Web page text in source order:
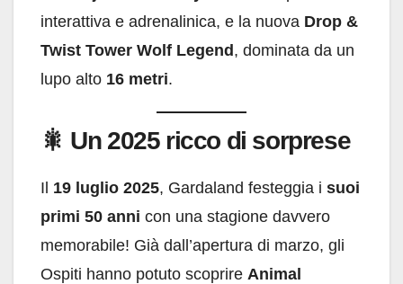
interattiva e adrenalinica, e la nuova Drop &
Twist Tower Wolf Legend, dominata da un
lupo alto 16 metri.
🎇 Un 2025 ricco di sorprese
Il 19 luglio 2025, Gardaland festeggia i suoi
primi 50 anni con una stagione davvero
memorabile! Già dall’apertura di marzo, gli
Ospiti hanno potuto scoprire Animal